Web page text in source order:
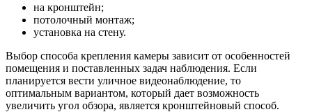
на кронштейн;
потолочный монтаж;
установка на стену.
Выбор способа крепления камеры зависит от особенностей
помещения и поставленных задач наблюдения. Если
планируется вести уличное видеонаблюдение, то
оптимальным вариантом, который дает возможность
увеличить угол обзора, является кронштейновый способ.